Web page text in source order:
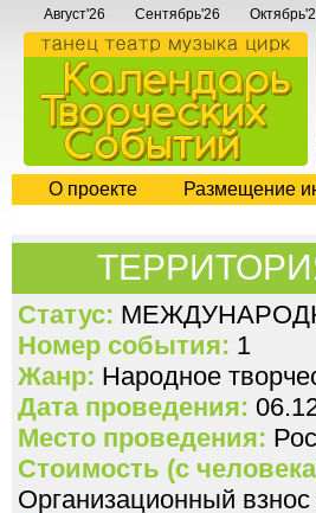
Август'26 Сентябрь'26
О проекте Размещение
Статус:
Номер события: 1
Жанр: Народное
Дата проведения:
Место проведения:
Стоимость (с
Организационный взнос